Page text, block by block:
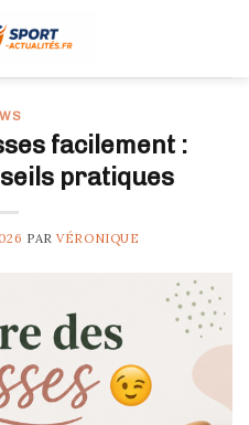
facilement :
pratiques
PARVÉRONIQUE